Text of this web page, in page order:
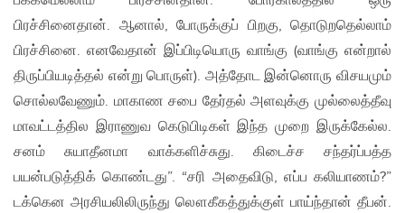
பிரச்சினைதான். ஆனால், போருக்குப் பிறகு, தொடுறதெல்லாம்
பிரச்சினை. எனவேதான் இப்பிடியொரு வாங்கு (வாங்கு என்றால்
திருப்பியடித்தல் என்று பொருள்). அத்தோட இன்னொரு விசயமும்
சொல்லவேணும். மாகாண சபை தேர்தல் அளவுக்கு முல்லைத்தீவு
மாவட்டத்தில இராணுவ கெடுபிடிகள் இந்த முறை இருக்கேல்ல.
சனம் சுயாதீனமா வாக்களிச்சுது. கிடைச்ச சந்தர்ப்பத்த
பயன்படுத்திக் கொண்டது”. “சரி அதைவிடு, எப்ப கலியாணம்?”
டக்கென அரசியலிலிருந்து லௌகீகத்துக்குள் பாய்ந்தான் தீபன்.